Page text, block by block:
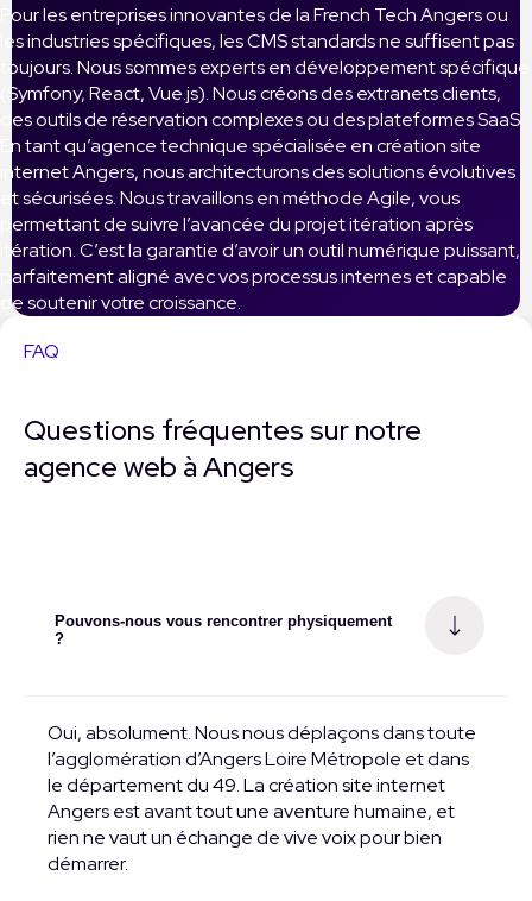
Pour les entreprises innovantes de la French Tech Angers ou
les industries spécifiques, les CMS standards ne suffisent pas
toujours. Nous sommes experts en développement spécifique
(Symfony, React, Vue.js). Nous créons des extranets clients,
des outils de réservation complexes ou des plateformes SaaS.
En tant qu’agence technique spécialisée en création site
internet Angers, nous architecturons des solutions évolutives
et sécurisées. Nous travaillons en méthode Agile, vous
permettant de suivre l’avancée du projet itération après
itération. C’est la garantie d’avoir un outil numérique puissant,
parfaitement aligné avec vos processus internes et capable
de soutenir votre croissance.
FAQ
Questions fréquentes sur notre
agence web à Angers
Pouvons-nous vous rencontrer physiquement
?
Oui, absolument. Nous nous déplaçons dans toute
l’agglomération d’Angers Loire Métropole et dans
le département du 49. La création site internet
Angers est avant tout une aventure humaine, et
rien ne vaut un échange de vive voix pour bien
démarrer.